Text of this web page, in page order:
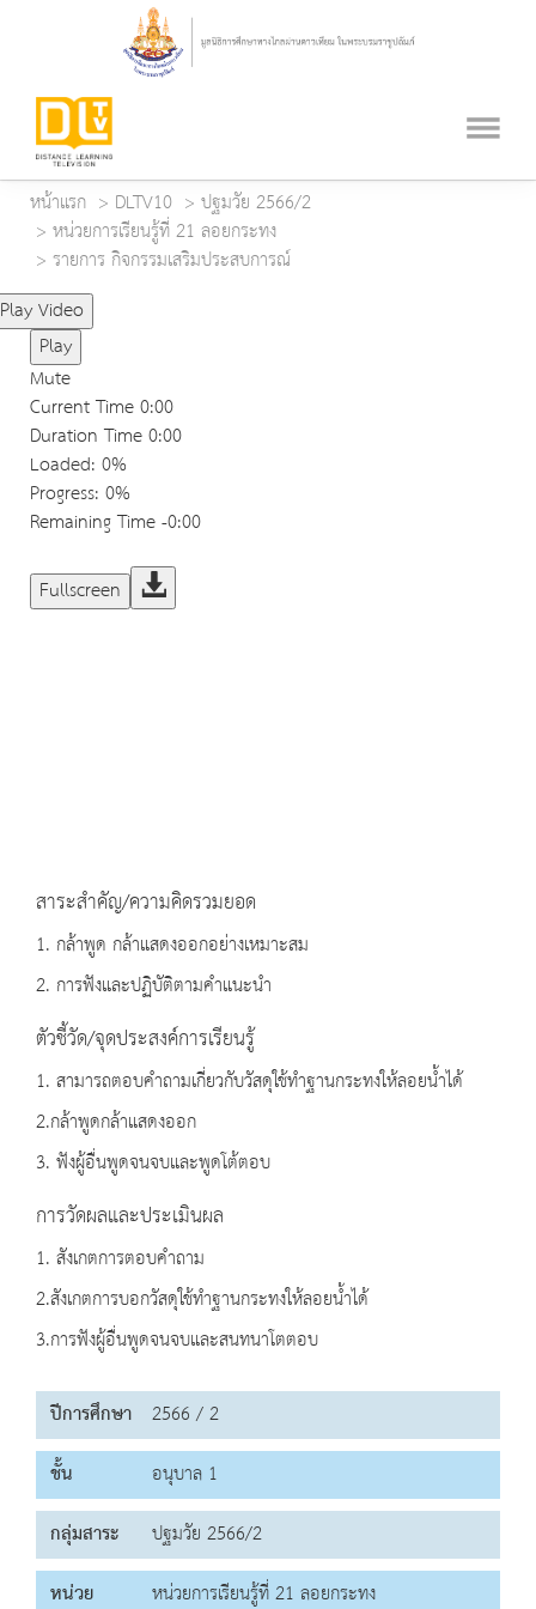
หน้าแรก DLTV10
ปฐมวัย 2566/2
หน่วยการเรียนรู้ที่ 21 ลอยกระทง
รายการ กิจกรรมเสริมประสบการณ์
Play Video
Play
Mute
Current Time0:00
Duration Time0:00
Loaded: 0%
Progress: 0%
Remaining Time-0:00
Fullscreen
สาระสำคัญ/ความคิดรวมยอด
1. กล้าพูด กล้าแสดงออกอย่างเหมาะสม
2. การฟังและปฏิบัติตามคำแนะนำ
ตัวชี้วัด/จุดประสงค์การเรียนรู้
1. สามารถตอบคำถามเกี่ยวกับวัสดุใช้ทำฐานกระทงให้ลอยนํ้าได้
2.กล้าพูดกล้าแสดงออก
3. ฟังผู้อื่นพูดจนจบและพูดโต้ตอบ
การวัดผลและประเมินผล
1. สังเกตการตอบคำถาม
2.สังเกตการบอกวัสดุใช้ทำฐานกระทงให้ลอยนํ้าได้
3.การฟังผู้อื่นพูดจนจบและสนทนาโตตอบ
ปีการศึกษา 2566 / 2
ชั้น
อนุบาล 1
กลุ่มสาระ
ปฐมวัย 2566/2
หน่วย
หน่วยการเรียนรู้ที่ 21 ลอยกระทง